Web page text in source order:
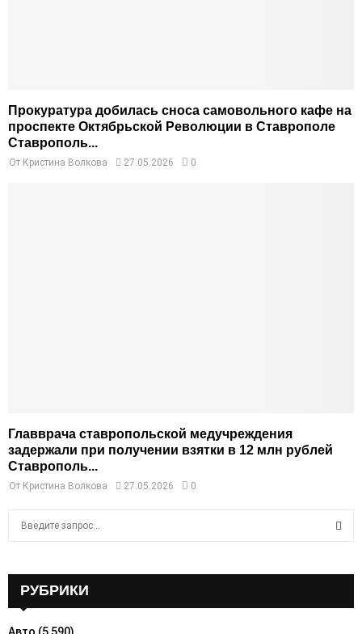
Прокуратура добилась сноса самовольного кафе на
проспекте Октябрьской Революции в Ставрополе
Ставрополь...
От Кристина Волкова 27.05.2026 0
Главврача ставропольской медучреждения
задержали при получении взятки в 12 млн рублей
Ставрополь...
От Кристина Волкова 27.05.2026 0
РУБРИКИ